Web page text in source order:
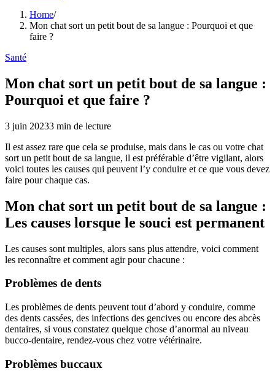
Home/
Mon chat sort un petit bout de sa langue : Pourquoi et que
faire ?
Santé
Mon chat sort un petit bout de sa langue :
Pourquoi et que faire ?
3 juin 20233 min de lecture
Il est assez rare que cela se produise, mais dans le cas ou votre chat
sort un petit bout de sa langue, il est préférable d’être vigilant, alors
voici toutes les causes qui peuvent l’y conduire et ce que vous devez
faire pour chaque cas.
Mon chat sort un petit bout de sa langue :
Les causes lorsque le souci est permanent
Les causes sont multiples, alors sans plus attendre, voici comment
les reconnaître et comment agir pour chacune :
Problèmes de dents
Les problèmes de dents peuvent tout d’abord y conduire, comme
des dents cassées, des infections des gencives ou encore des abcès
dentaires, si vous constatez quelque chose d’anormal au niveau
bucco-dentaire, rendez-vous chez votre vétérinaire.
Problèmes buccaux